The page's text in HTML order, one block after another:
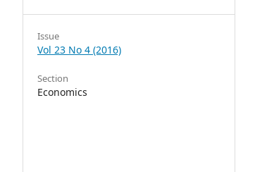
Issue
Vol 23 No 4 (2016)
Section
Economics